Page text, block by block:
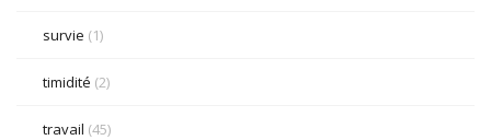
survie (1)
timidité (2)
travail (45)